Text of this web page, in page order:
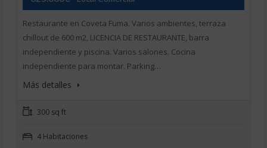
Restaurante en Coveta Fuma. Varios ambientes, terraza
chillout de 600 m2, LICENCIA DE RESTAURANTE, barra
independiente y piscina. Varios salones. Cocina
independiente para montar. Parking…
Más detalles
300 sq ft
4 Habitaciones